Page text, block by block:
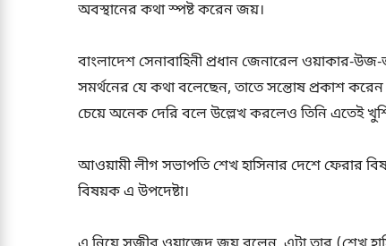
অবস্থানের কথা স্পষ্ট করেন জয়।
বাংলাদেশ সেনাবাহিনী প্রধান জেনারেল ওয়াকার-
সমর্থনের যে কথা বলেছেন, তাতে সন্তোষ প্রকাশ
চেয়ে অনেক দেরি বলে উল্লেখ করলেও তিনি এতেই
আওয়ামী লীগ সভাপতি শেখ হাসিনার দেশে ফেরার
বিষয়ক এ উপদেষ্টা।